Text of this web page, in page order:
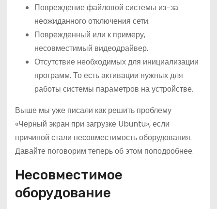
Повреждение файловой системы из-за
неожиданного отключения сети.
Поврежденный или к примеру,
несовместимый видеодрайвер.
Отсутствие необходимых для инициализации
программ. То есть активации нужных для
работы системы параметров на устройстве.
Выше мы уже писали как решить проблему
«Черный экран при загрузке Ubuntu», если
причиной стали несовместимость оборудования.
Давайте поговорим теперь об этом поподробнее.
Несовместимое
оборудование